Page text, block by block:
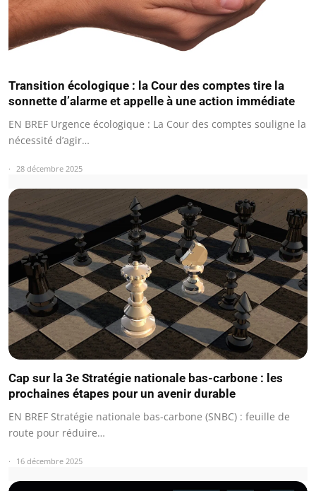
Transition écologique : la Cour des comptes tire la
sonnette d’alarme et appelle à une action immédiate
EN BREF Urgence écologique : La Cour des comptes souligne la
nécessité d’agir…
28 décembre 2025
Cap sur la 3e Stratégie nationale bas-carbone : les
prochaines étapes pour un avenir durable
EN BREF Stratégie nationale bas-carbone (SNBC) : feuille de
route pour réduire…
16 décembre 2025